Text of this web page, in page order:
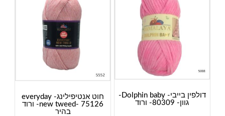
דולפין בייבי- Dolphin baby-
גוון- 80309- ורוד
חוט אנטיפילינג- everyday
new tweed- 75126- ורוד
בהיר